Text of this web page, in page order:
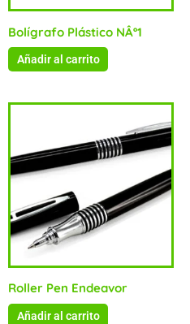
Bolígrafo Plástico NÂº1
Añadir al carrito
Roller Pen Endeavor
Añadir al carrito